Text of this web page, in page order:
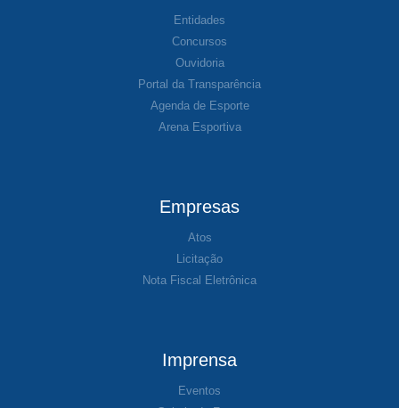
Entidades
Concursos
Ouvidoria
Portal da Transparência
Agenda de Esporte
Arena Esportiva
Empresas
Atos
Licitação
Nota Fiscal Eletrônica
Imprensa
Eventos